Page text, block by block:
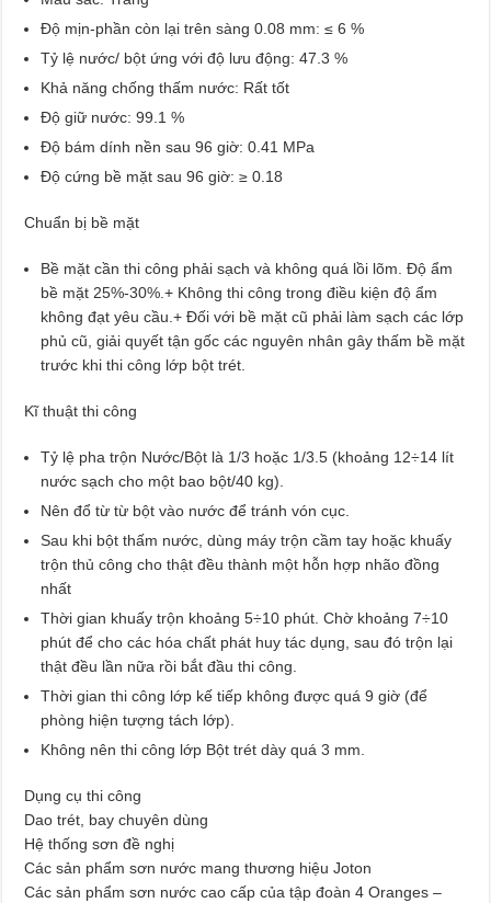
Độ mịn-phần còn lại trên sàng 0.08 mm: ≤ 6 %
Tỷ lệ nước/ bột ứng với độ lưu động: 47.3 %
Khả năng chống thấm nước: Rất tốt
Độ giữ nước: 99.1 %
Độ bám dính nền sau 96 giờ: 0.41 MPa
Độ cứng bề mặt sau 96 giờ: ≥ 0.18
Chuẩn bị bề mặt
Bề mặt cần thi công phải sạch và không quá lồi lõm. Độ ẩm
bề mặt 25%-30%.+ Không thi công trong điều kiện độ ẩm
không đạt yêu cầu.+ Đối với bề mặt cũ phải làm sạch các lớp
phủ cũ, giải quyết tận gốc các nguyên nhân gây thấm bề mặt
trước khi thi công lớp bột trét.
Kĩ thuật thi công
Tỷ lệ pha trộn Nước/Bột là 1/3 hoặc 1/3.5 (khoảng 12÷14 lít
nước sạch cho một bao bột/40 kg).
Nên đổ từ từ bột vào nước để tránh vón cục.
Sau khi bột thấm nước, dùng máy trộn cầm tay hoặc khuấy
trộn thủ công cho thật đều thành một hỗn hợp nhão đồng
nhất
Thời gian khuấy trộn khoảng 5÷10 phút. Chờ khoảng 7÷10
phút để cho các hóa chất phát huy tác dụng, sau đó trộn lại
thật đều lần nữa rồi bắt đầu thi công.
Thời gian thi công lớp kế tiếp không được quá 9 giờ (để
phòng hiện tượng tách lớp).
Không nên thi công lớp Bột trét dày quá 3 mm.
Dụng cụ thi công
Dao trét, bay chuyên dùng
Hệ thống sơn đề nghị
Các sản phẩm sơn nước mang thương hiệu Joton
Các sản phẩm sơn nước cao cấp của tập đoàn 4 Oranges –